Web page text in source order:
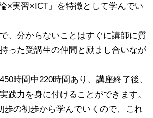
×実習×ICT」を特徴として学んでい
、分からないことはすぐに講師に質
った受講生の仲間と励まし合いなが
時間中220時間あり、講座終了後、
践力を身に付けることができます。
歩の初歩から学んでいくので、これ